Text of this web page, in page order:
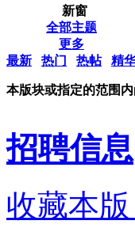
新窗
全部主题
更多
最新
热门 热帖 精
本版块或指定的范围
招聘信息
收藏本版